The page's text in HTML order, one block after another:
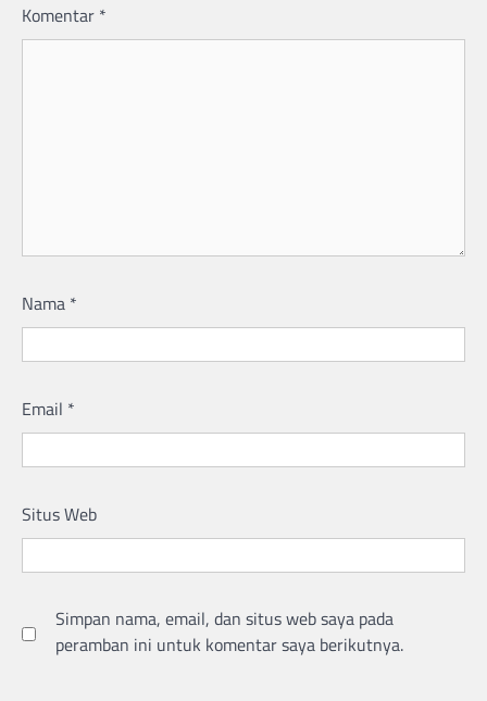
Komentar *
Nama *
Email *
Situs Web
Simpan nama, email, dan situs web saya pada
peramban ini untuk komentar saya berikutnya.